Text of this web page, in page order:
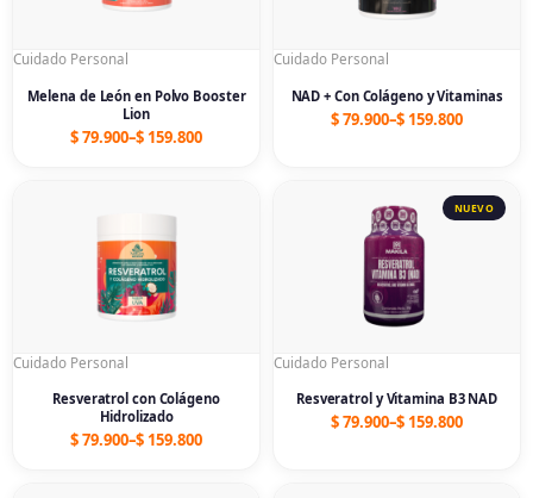
Cuidado Personal
Melena de León en Polvo Booster
Lion
$79.900–$ 159.800
Cuidado Personal
NAD + Con Colágeno y Vitaminas
$79.900–$ 159.800
Cuidado Personal
Resveratrol con Colágeno
Hidrolizado
$79.900–$ 159.800
through
$ 159.800
Cuidado Personal
Resveratrol y Vitamina B3 NAD
$79.900–$ 159.800
range:
$ 79.900
through
$ 159.800